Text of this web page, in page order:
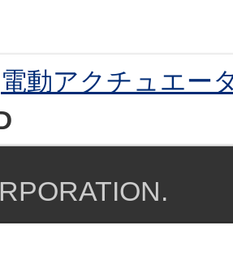
電動アクチュエー